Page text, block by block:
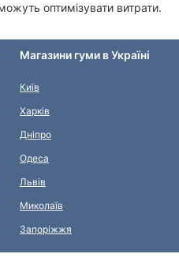
оптимізувати витрати.
Магазини гуми в Україні
Київ
Харків
Дніпро
Одеса
Львів
Миколаїв
Запоріжжя